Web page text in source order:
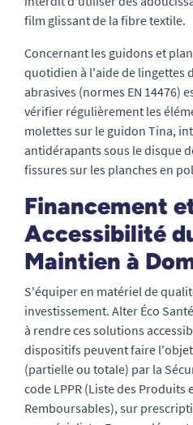
film glissant de la fibre textile.
Concernant les guidons et
quotidien à l'aide de lingettes
abrasives (normes EN 14476)
vérifier régulièrement les
molettes sur le guidon Tina,
antidérapants sous le disque
fissures sur les planches en
Financement
Accessibilité
Maintien à
S'équiper en matériel de
investissement. Alter Éco
à rendre ces solutions
dispositifs peuvent faire
(partielle ou totale) par la
code LPPR (Liste des Produits
Remboursables), sur